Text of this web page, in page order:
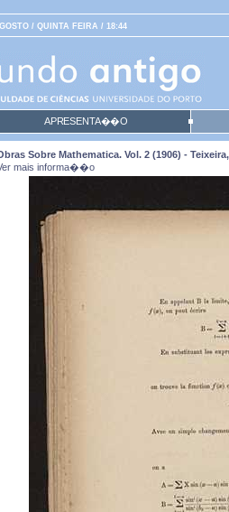
/ QUINTA FEIRA / 18:44
APRESENTA��O
Sobre Mathematica. Vol. 2 (1906) -
mais informa��o